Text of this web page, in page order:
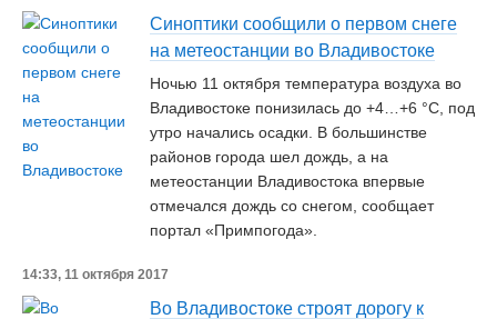
Синоптики сообщили о первом снеге
на метеостанции во Владивостоке
Ночью 11 октября температура воздуха во
Владивостоке понизилась до +4…+6 °C, под
утро начались осадки. В большинстве
районов города шел дождь, а на
метеостанции Владивостока впервые
отмечался дождь со снегом, сообщает
портал «Примпогода».
14:33, 11 октября 2017
Во Владивостоке строят дорогу к